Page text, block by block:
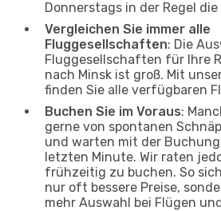
Donnerstags in der Regel
Vergleichen Sie immer alle
Fluggesellschaften: Die
Fluggesellschaften für Ihre
nach Minsk ist groß. Mit
finden Sie alle verfügbaren
Buchen Sie im Voraus:
gerne von spontanen
und warten mit der
letzten Minute. Wir raten
frühzeitig zu buchen. So
nur oft bessere Preise,
mehr Auswahl bei Flügen